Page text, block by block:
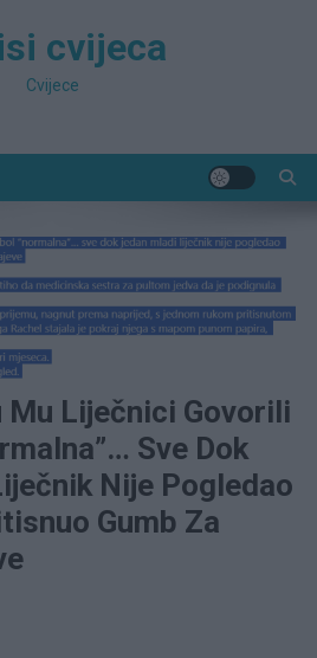
cvijeca
Cvijece
Mu Liječnici Govorili
Sve Dok
Nije Pogledao
Gumb Za